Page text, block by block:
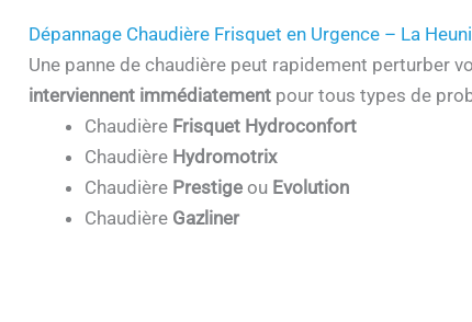
Dépannage Chaudière Frisquet en Urgence – La
Une panne de chaudière peut rapidement perturber
interviennent immédiatementpour tous types de
Chaudière Frisquet Hydroconfort
Chaudière Hydromotrix
Chaudière Prestigeou Evolution
Chaudière Gazliner